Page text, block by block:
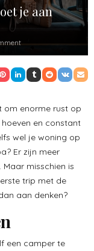
je aan
om enorme rust op
en constant
wel je woning op
Er zijn meer
misschien is
trip met de
aan denken?
een camper te